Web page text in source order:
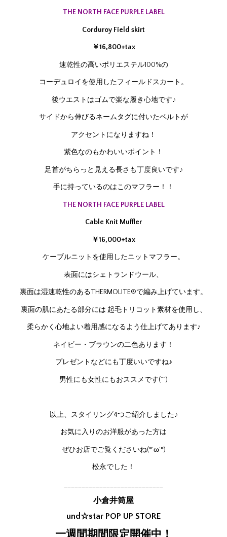
THE NORTH FACE PURPLE LABEL
Corduroy Field skirt
￥16,800+tax
速乾性の高いポリエステル100%の
コーデュロイを使用したフィールドスカート。
後ウエストはゴムで楽な履き心地です♪
サイドから伸びるネームタグに付いたベルトが
アクセントになりますね！
紫色なのもかわいいポイント！
足首がちらっと見える長さも丁度良いです♪
手に持っているのはこのマフラー！！
THE NORTH FACE PURPLE LABEL
Cable Knit Muffler
￥16,000+tax
ケーブルニットを使用したニットマフラー。
表面にはシェトランドウール、
裏面は湿速乾性のあるTHERMOLITE®で編み上げています。
裏面の肌にあたる部分には 起毛トリコット素材を使用し、
柔らかく心地よい着用感になるよう仕上げてあります♪
ネイビー・ブラウンの二色あります！
プレゼントなどにも丁度いいですね♪
男性にも女性にもおススメです(^^)
以上、スタイリング4つご紹介しました♪
お気に入りのお洋服があった方は
ぜひお店でご覧くださいね(*’ω’*)
松永でした！
小倉井筒屋
und☆star POP UP STORE
一週間期間限定開催中！